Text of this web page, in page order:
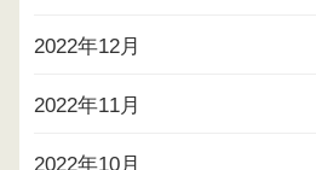
2022年12月
2022年11月
2022年10月